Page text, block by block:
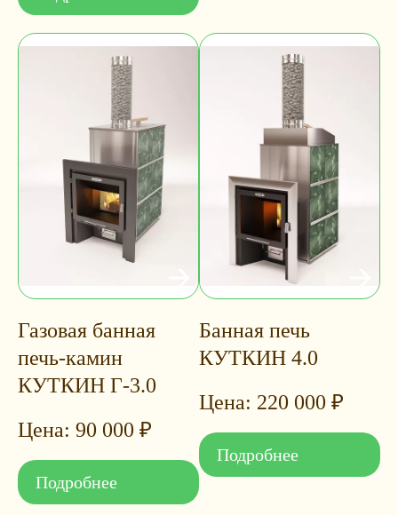
Газовая банная
печь-камин
КУТКИН Г-3.0
90 000 ₽
Подробнее
Банная печь
КУТКИН 4.0
220 000 ₽
Подробнее